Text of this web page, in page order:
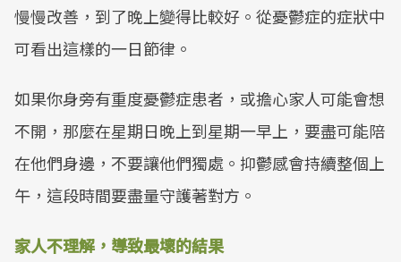
慢慢改善，到了晚上變得比較好。從憂鬱症的症狀中
可看出這樣的一日節律。
如果你身旁有重度憂鬱症患者，或擔心家人可能會想
不開，那麼在星期日晚上到星期一早上，要盡可能陪
在他們身邊，不要讓他們獨處。抑鬱感會持續整個上
午，這段時間要盡量守護著對方。
家人不理解，導致最壞的結果